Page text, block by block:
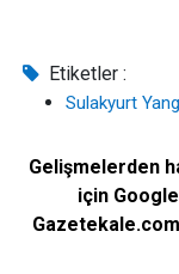
Etiketler :
Sulakyurt
Gelişmelerden
için